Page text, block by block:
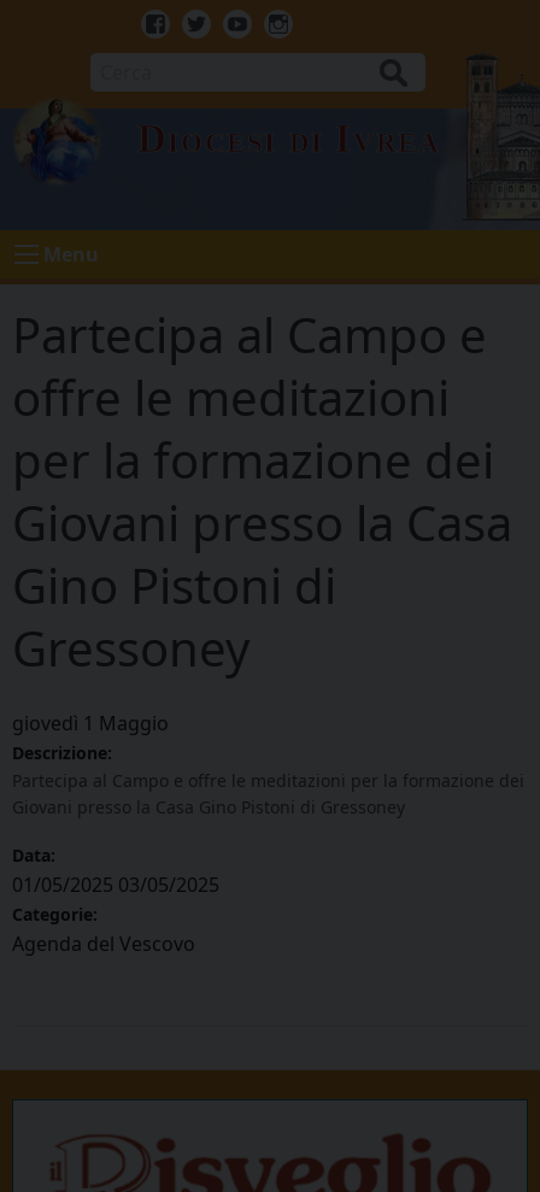
Facebook
TwitterYoutubeInstagram
Diocesi di Ivrea
Menu
Partecipa al Campo e
offre le meditazioni
per la formazione dei
Giovani presso la Casa
Gino Pistoni di
Gressoney
giovedì 1 Maggio
Descrizione:
Partecipa al Campo e offre le meditazioni per la formazione dei
Giovani presso la Casa Gino Pistoni di Gressoney
Data:
01/05/2025 03/05/2025
Categorie:
Agenda del Vescovo